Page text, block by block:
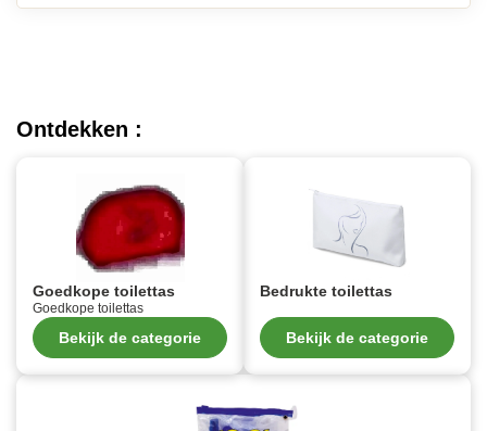
Ontdekken :
Goedkope toilettas
Goedkope toilettas
Bekijk de categorie
Bedrukte toilettas
Bekijk de categorie